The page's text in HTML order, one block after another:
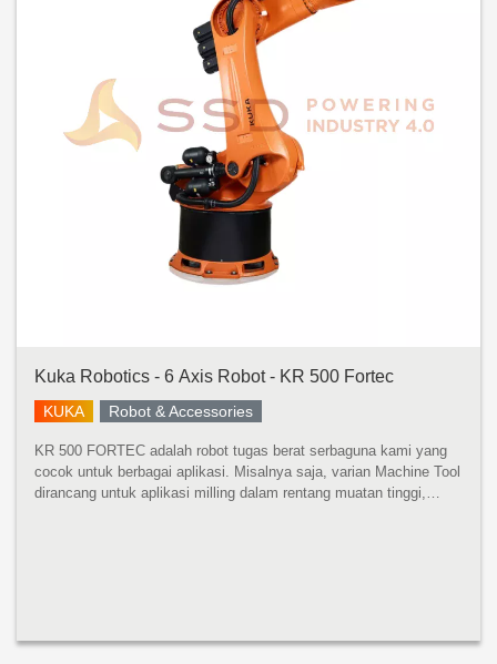
Kuka Robotics - 6 Axis Robot - KR 500 Fortec
KUKA Robot & Accessories
KR 500 FORTEC adalah robot tugas berat serbaguna kami yang
cocok untuk berbagai aplikasi. Misalnya saja, varian Machine Tool
dirancang untuk aplikasi milling dalam rentang muatan tinggi,